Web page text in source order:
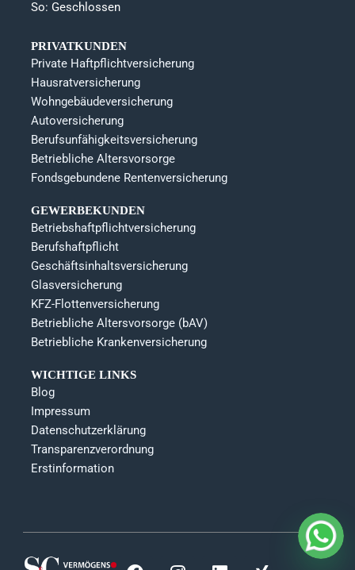
So: Geschlossen
PRIVATKUNDEN
Private Haftpflichtversicherung
Hausratversicherung
Wohngebäudeversicherung
Autoversicherung
Berufsunfähigkeitsversicherung
Betriebliche Altersvorsorge
Fondsgebundene Rentenversicherung
GEWERBEKUNDEN
Betriebshaftpflichtversicherung
Berufshaftpflicht
Geschäftsinhaltsversicherung
Glasversicherung
KFZ-Flottenversicherung
Betriebliche Altersvorsorge (bAV)
Betriebliche Krankenversicherung
WICHTIGE LINKS
Blog
Impressum
Datenschutzerklärung
Transparenzverordnung
Erstinformation
F I L X